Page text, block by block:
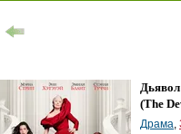
(The
Драма,